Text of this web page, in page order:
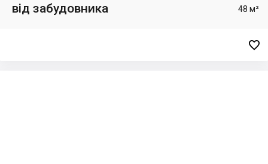
від забудовника 48 м²
